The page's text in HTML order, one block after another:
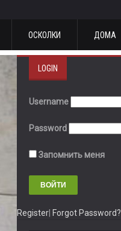
ОСКОЛКИ ДОМА
LOGIN
Username
Password
Запомнить меня
Register Forgot Password?